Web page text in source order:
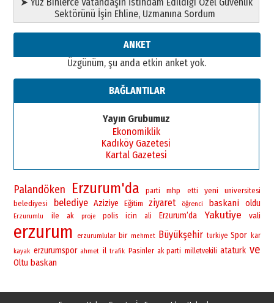
Sektörünü İşin Ehline, Uzmanına Sordum
ANKET
Üzgünüm, şu anda etkin anket yok.
BAĞLANTILAR
Yayın Grubumuz
Ekonomiklik
Kadıköy Gazetesi
Kartal Gazetesi
Palandöken Erzurum'da parti mhp etti yeni universitesi
belediyesi belediye Aziziye Eğitim ziyaret öğrenci baskani oldu
Erzurumlu ile ak proje polis icin ali Erzurum’da Yakutiye vali
erzurum erzurumlular bir mehmet Büyükşehir turkiye Spor kar
kayak erzurumspor ahmet il trafik Pasinler ak parti milletvekili ataturk ve
Oltu baskan